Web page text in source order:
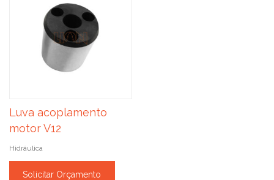
Luva acoplamento
motor V12
Hidráulica
Solicitar Orçamento